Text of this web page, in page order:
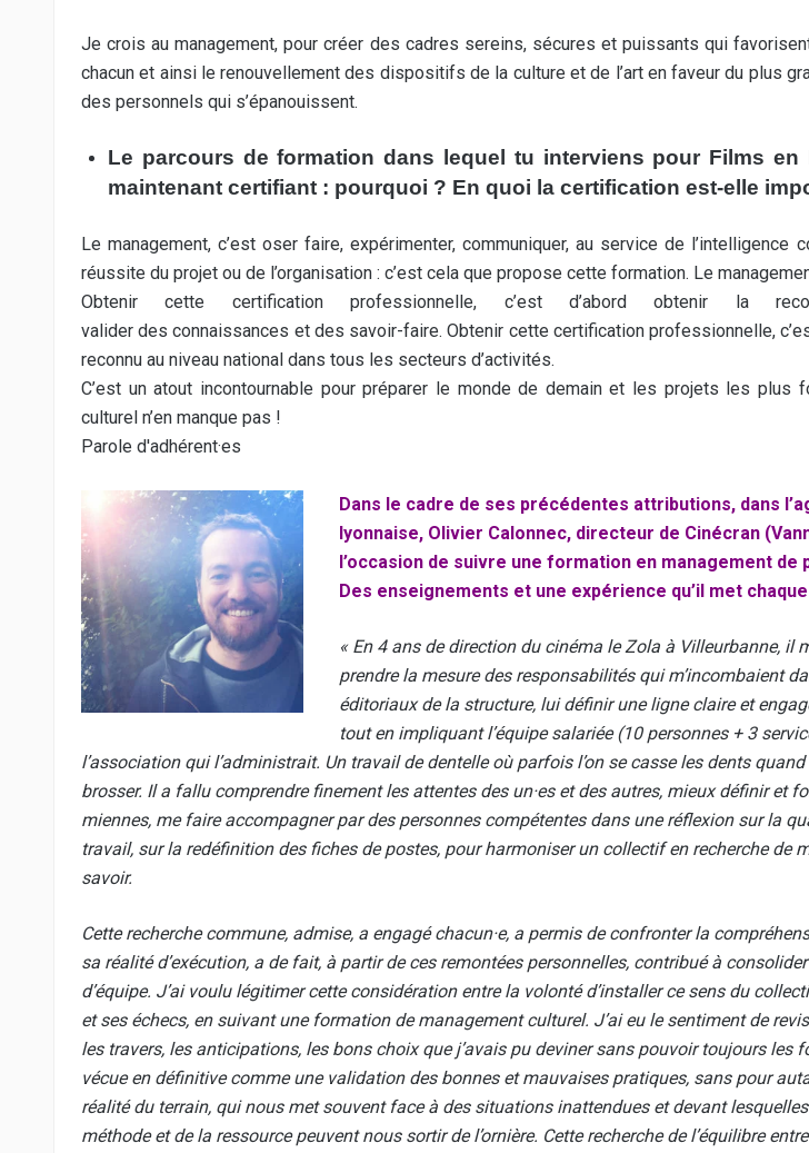
Je crois au management, pour créer des cadres sereins, sécures et puissants qui
chacun et ainsi le renouvellement des dispositifs de la culture et de l’art en faveur du plus
des personnels qui s’épanouissent.
Le parcours de formation dans lequel tu interviens pour Films en
maintenant certifiant : pourquoi ? En quoi la certification est-elle
Le management, c’est oser faire, expérimenter, communiquer, au service de l’intelligence
réussite du projet ou de l’organisation : c’est cela que propose cette formation. Le
Obtenir cette certification professionnelle, c’est d’abord obtenir la
valider des connaissances et des savoir-faire. Obtenir cette certification professionnelle,
reconnu au niveau national dans tous les secteurs d’activités.
C’est un atout incontournable pour préparer le monde de demain et les projets les plus
culturel n’en manque pas !
Parole d'adhérent·es
Dans le cadre de ses précédentes attributions, dans
lyonnaise, Olivier Calonnec, directeur de Cinécran
l’occasion de suivre une formation en management
Des enseignements et une expérience qu’il met
« En 4 ans de direction du cinéma le Zola à Villeurbanne, il
prendre la mesure des responsabilités qui m’incombaient
éditoriaux de la structure, lui définir une ligne claire et
tout en impliquant l’équipe salariée (10 personnes + 3
l’association qui l’administrait. Un travail de dentelle où parfois l’on se casse les dents
brosser. Il a fallu comprendre finement les attentes des un·eset des autres, mieux définir et
miennes, me faire accompagner par des personnes compétentes dans une réflexion sur la
travail, sur la redéfinition des fiches de postes, pour harmoniser un collectif en recherche de
savoir.
Cette recherche commune, admise, a engagé chacun·e, a permis de confronter la
sa réalité d’exécution, a de fait, à partir de ces remontées personnelles, contribué à
d’équipe. J’ai voulu légitimer cette considération entre la volonté d’installer ce sens du
et ses échecs, en suivant une formation de management culturel. J’ai eu le sentiment de
les travers, les anticipations, les bons choix que j’avais pu deviner sans pouvoir toujours les
vécue en définitive comme une validation des bonnes et mauvaises pratiques, sans pour
réalité du terrain, qui nous met souvent face à des situations inattendues et devant
méthode et de la ressource peuvent nous sortir de l’ornière. Cette recherche de l’équilibre